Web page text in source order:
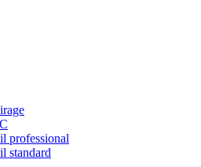
professional
standard